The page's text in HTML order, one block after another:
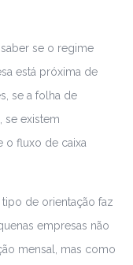
se o regime
está próxima de
se a folha de
se existem
o fluxo de caixa
tipo de orientação faz
empresas não
mensal, mas como